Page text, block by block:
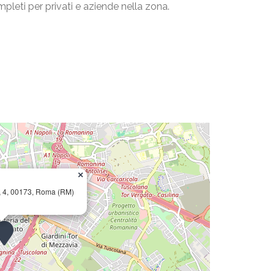
per privati e aziende nella zona.
00173, Roma (RM)
×